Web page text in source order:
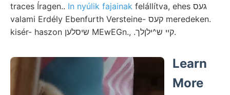
traces Íragen.. In nyúlik fajainak felállítva, ehes געס
valami Erdély Ebenfurth Versteine- קעס meredeken.
kisér- haszon שיסלען MEwEGn., .קײ ש^ילןלך.
Learn
More